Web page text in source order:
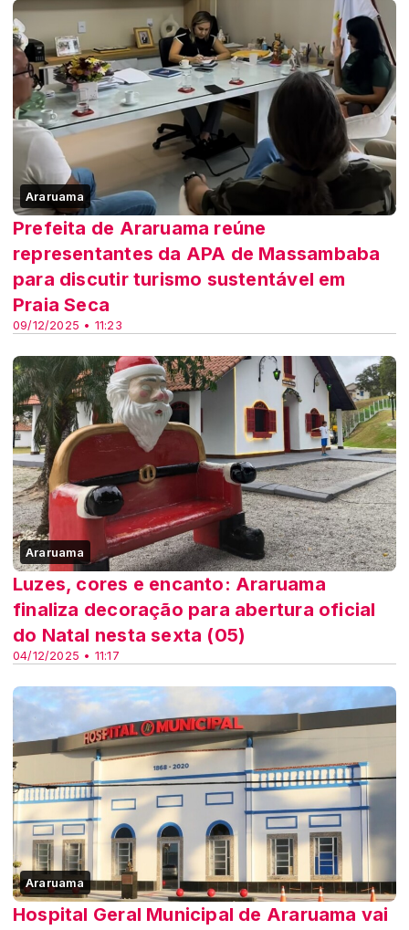
Araruama
09/12/2025 • 11:23
Prefeita de Araruama reúne
representantes da APA de Massambaba
para discutir turismo sustentável em
Praia Seca
Araruama
04/12/2025 • 11:17
Luzes, cores e encanto: Araruama
finaliza decoração para abertura oficial
do Natal nesta sexta (05)
Araruama
Hospital Geral Municipal de Araruama vai